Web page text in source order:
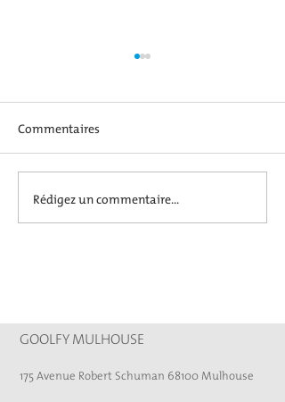
Commentaires
Rédigez un commentaire...
GOOLFY MULHOUSE
175 Avenue Robert Schuman 68100 Mulhouse